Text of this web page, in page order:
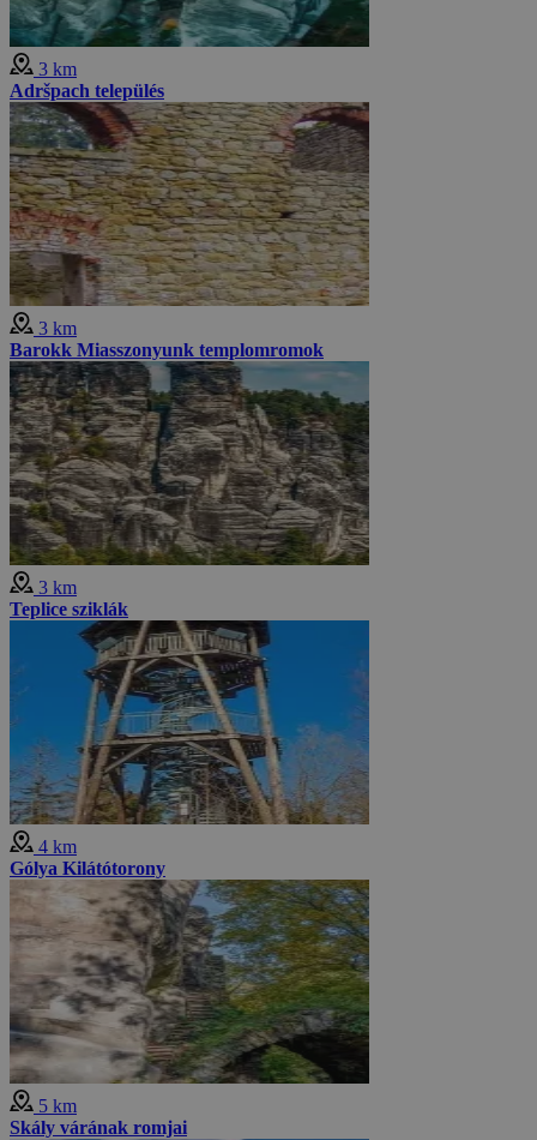
3 km
Adršpach település
3 km
Barokk Miasszonyunk templomromok
3 km
Teplice sziklák
4 km
Gólya Kilátótorony
5 km
Skály várának romjai